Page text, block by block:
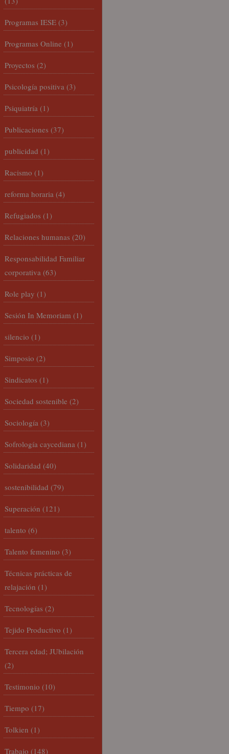
Programas IESE (3)
Programas Online (1)
Proyectos (2)
Psicología positiva (3)
Psiquiatría (1)
Publicaciones (37)
publicidad (1)
Racismo (1)
reforma horaria (4)
Refugiados (1)
Relaciones humanas (20)
Responsabilidad Familiar
corporativa (63)
Role play (1)
Sesión In Memoriam (1)
silencio (1)
Simposio (2)
Sindicatos (1)
Sociedad sostenible (2)
Sociología (3)
Sofrología caycediana (1)
Solidaridad (40)
sostenibilidad (79)
Superación (121)
talento (6)
Talento femenino (3)
Técnicas prácticas de
relajación (1)
Tecnologías (2)
Tejido Productivo (1)
Tercera edad; JUbilación
(2)
Testimonio (10)
Tiempo (17)
Tolkien (1)
Trabajo (148)